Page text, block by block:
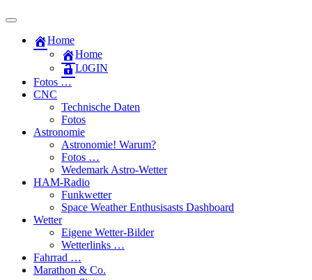
Toggle
field
Home
Home
L​0​​GIN
Fotos …
CNC
Technische Daten
Fotos
Astronomie
Astronomie! Warum?
Fotos …
Wedemark Astro-Wetter
HAM-Radio
Funkwetter
Space Weather Enthusisasts Dashboard
Wetter
Eigene Wetter-Bilder
Wetterlinks …
Fahrrad …
Marathon & Co.